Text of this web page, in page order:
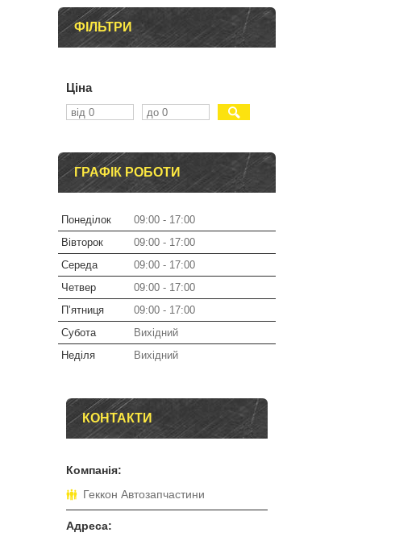
ФІЛЬТРИ
Ціна
ГРАФІК РОБОТИ
Понеділок 09:00
17:00
Вівторок
09:00
17:00
Середа
09:00
17:00
Четвер
09:00
17:00
Пʼятниця
09:00
17:00
Субота
Вихідний
Неділя
Вихідний
КОНТАКТИ
Геккон Автозапчастини